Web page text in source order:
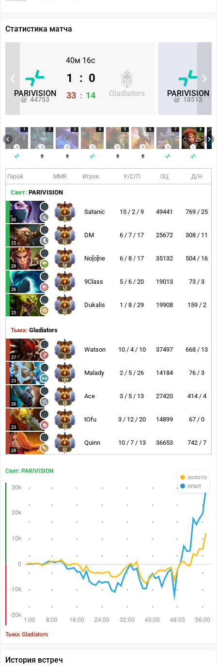
Статистика матча
40м 16с
PARIVISION
44753
Gladiators
1 : 0
33 : 14 PARIVISION
18513
1 2 3 4 5 6 7 8
Герой MMR Игрок У/С/П ОЦ Д/Н
Свет: PARIVISION
30 5
Satanic 15 / 2 / 9 49441 769 / 25
25 22
DM 6 / 7 / 17 25672 308 / 11
29 54
No[o]ne 6 / 8 / 17 35132 504 / 16
26 17
9Class 5 / 6 / 20 19013 73 / 3
25 22
Dukalis 1 / 8 / 29 19908 159 / 2
Тьма: Gladiators
27 1
Watson 10 / 4 / 10 37497 668 / 13
23 109
Malady 2 / 5 / 26 14184 76 / 3
26 25
Ace 3 / 5 / 13 27420 414 / 4
23 72
tOfu 3 / 12 / 20 14899 67 / 0
28 27
Quinn 10 / 7 / 13 36653 742 / 7
золото
опыт
Свет: PARIVISION
Тьма: Gladiators
История встреч